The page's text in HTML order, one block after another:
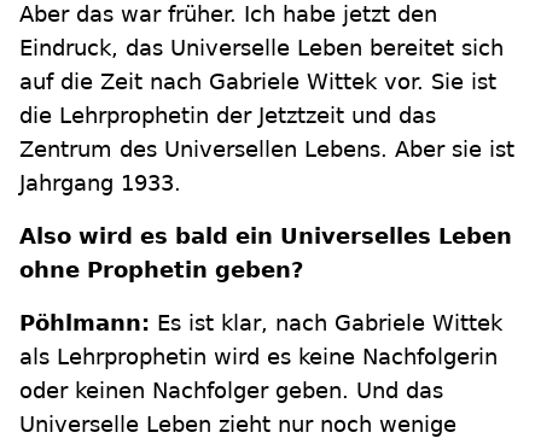
Aber das war früher. Ich habe jetzt den
Eindruck, das Universelle Leben bereitet sich
auf die Zeit nach Gabriele Wittek vor. Sie ist
die Lehrprophetin der Jetztzeit und das
Zentrum des Universellen Lebens. Aber sie ist
Jahrgang 1933.
Also wird es bald ein Universelles Leben
ohne Prophetin geben?
Pöhlmann: Es ist klar, nach Gabriele Wittek
als Lehrprophetin wird es keine Nachfolgerin
oder keinen Nachfolger geben. Und das
Universelle Leben zieht nur noch wenige